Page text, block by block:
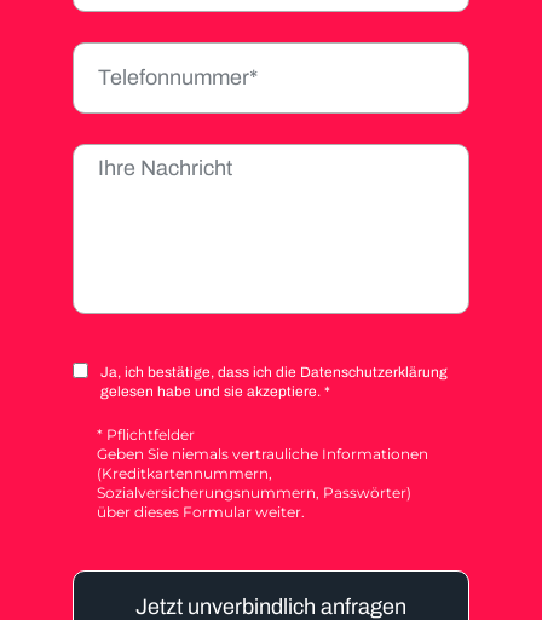
Ja, ich bestätige, dass ich die Datenschutzerklärung
gelesen habe und sie akzeptiere. *
* Pflichtfelder
Geben Sie niemals vertrauliche Informationen
(Kreditkartennummern,
Sozialversicherungsnummern, Passwörter)
über dieses Formular weiter.
Jetzt unverbindlich anfragen